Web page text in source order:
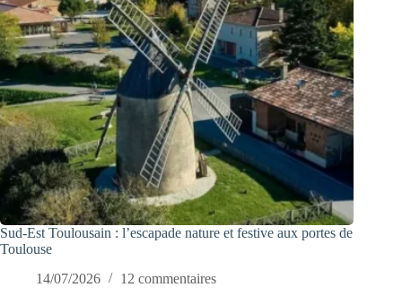
Sud-Est Toulousain : l’escapade nature et festive aux portes de
Toulouse
14/07/2026
12 commentaires